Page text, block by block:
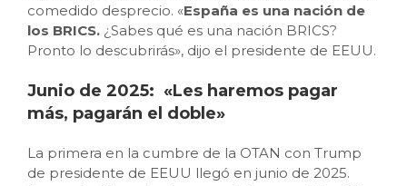
comedido desprecio. «España es una nación de
los BRICS. ¿Sabes qué es una nación BRICS?
Pronto lo descubrirás», dijo el presidente de EEUU.
Junio de 2025: «Les haremos pagar
más, pagarán el doble»
La primera en la cumbre de la OTAN con Trump
de presidente de EEUU llegó en junio de 2025.